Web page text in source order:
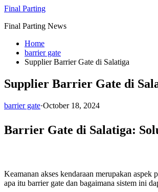
Skip
content
Final Parting
Final Parting News
Home
barrier gate
Supplier Barrier Gate di Salatiga
Supplier Barrier Gate di
barrier gate·October 18, 2024
Barrier Gate di Salatiga:
Keamanan akses kendaraan merupakan
apa itu barrier gate dan bagaimana sistem ini